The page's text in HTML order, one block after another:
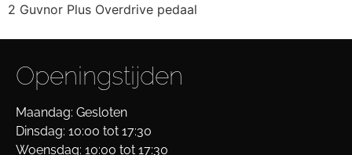
2 Guvnor Plus Overdrive pedaal
Openingstijden
Maandag: Gesloten
Dinsdag: 10:00 tot 17:30
Woensdag: 10:00 tot 17:30